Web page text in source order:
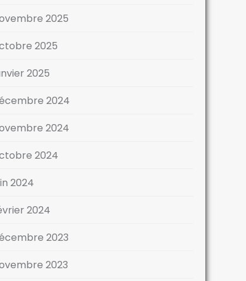
2025
2025
2025
2024
2024
2024
2024
2024
2023
2023